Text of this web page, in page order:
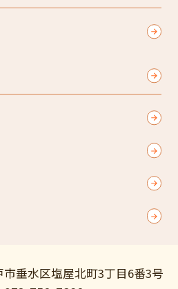
垂水区塩屋北町3丁目6番3号